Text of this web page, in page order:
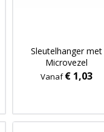
Sleutelhanger met
Microvezel
schoonmaakdoekje
Vanaf€ 1,03